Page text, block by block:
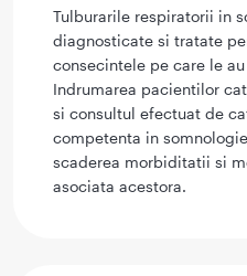
Tulburarile respiratorii in
diagnosticate si tratate
consecintele pe care le
Indrumarea pacientilor
si consultul efectuat de
competenta in
scaderea morbiditatii si
asociata acestora.